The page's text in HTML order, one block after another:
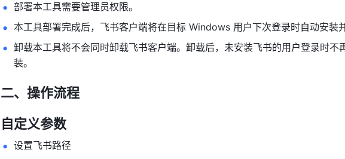
部署本工具需要管理员权限。
本工具部署完成后，飞书客户端将在目标 Windows 用户下次登录时自动安装
卸载本工具将不会同时卸载飞书客户端。卸载后，未安装飞书的用户登录时不
装。
二、操作流程
自定义参数
设置飞书路径